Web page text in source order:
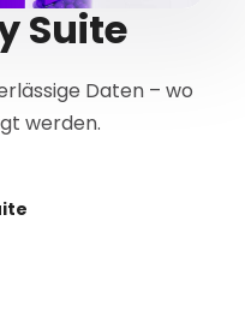
Suite
Daten – wo
werden.